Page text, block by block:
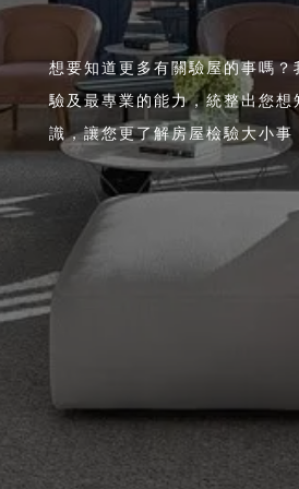
想要知道更多有關驗屋的事嗎
驗及最專業的能力，統整出您想
識，讓您更了解房屋檢驗大小事